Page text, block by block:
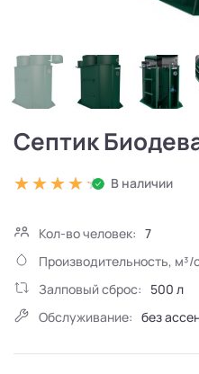
Септик
В наличии
Кол-во человек: 7
Производительность, м³/
Залповый сброс:
500 л
Обслуживание: без